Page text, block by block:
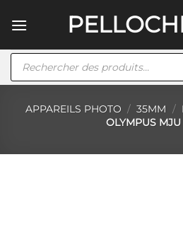
au
Recherche
APPAREILS PHOTO / 35MM /
OLYMPUS MJU